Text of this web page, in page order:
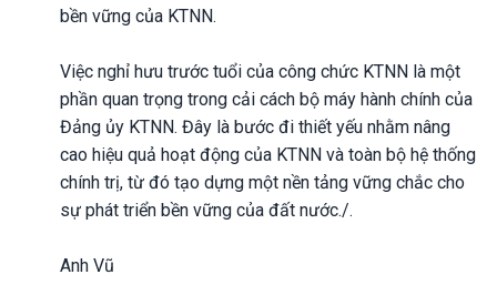
bền vững của KTNN.
Việc nghỉ hưu trước tuổi của công chức KTNN là một
phần quan trọng trong cải cách bộ máy hành chính của
Đảng ủy KTNN. Đây là bước đi thiết yếu nhằm nâng
cao hiệu quả hoạt động của KTNN và toàn bộ hệ thống
chính trị, từ đó tạo dựng một nền tảng vững chắc cho
sự phát triển bền vững của đất nước./.
Anh Vũ